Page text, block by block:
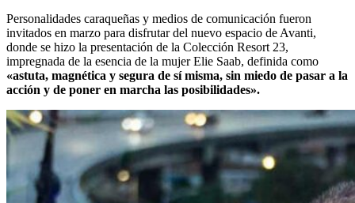
Personalidades caraqueñas y medios de comunicación fueron
invitados en marzo para disfrutar del nuevo espacio de Avanti,
donde se hizo la presentación de la Colección Resort 23,
impregnada de la esencia de la mujer Elie Saab, definida como
«astuta, magnética y segura de sí misma, sin miedo de pasar a la
acción y de poner en marcha las posibilidades».